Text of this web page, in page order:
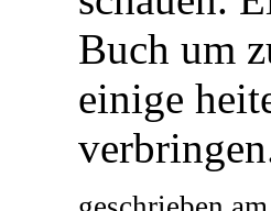
Buch um
einige